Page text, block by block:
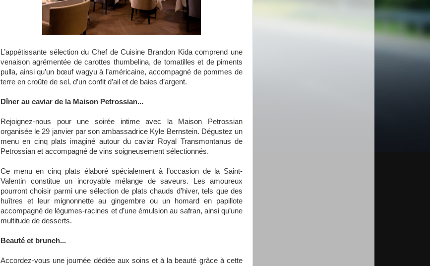
L’appétissante sélection du Chef de Cuisine Brandon Kida comprend une
venaison agrémentée de carottes thumbelina, de tomatilles et de piments
pulla, ainsi qu’un bœuf wagyu à l’américaine, accompagné de pommes de
terre en croûte de sel, d’un confit d’ail et de baies d’argent.
Dîner au caviar de la Maison Petrossian...
Rejoignez-nous pour une soirée intime avec la Maison Petrossian
organisée le 29 janvier par son ambassadrice Kyle Bernstein. Dégustez un
menu en cinq plats imaginé autour du caviar Royal Transmontanus de
Petrossian et accompagné de vins soigneusement sélectionnés.
Ce menu en cinq plats élaboré spécialement à l’occasion de la Saint-
Valentin constitue un incroyable mélange de saveurs. Les amoureux
pourront choisir parmi une sélection de plats chauds d’hiver, tels que des
huîtres et leur mignonnette au gingembre ou un homard en papillote
accompagné de légumes-racines et d’une émulsion au safran, ainsi qu’une
multitude de desserts.
Beauté et brunch...
Accordez-vous une journée dédiée aux soins et à la beauté grâce à cette